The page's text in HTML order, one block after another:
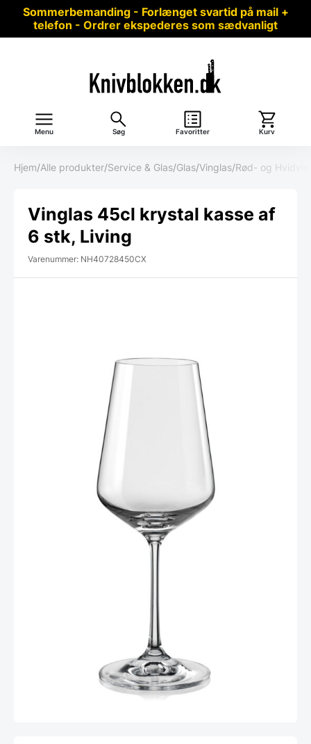
Sommerbemanding - Forlænget svartid på mail +
telefon - Ordrer ekspederes som sædvanligt
Menu Søg Favoritter Kurv
Hjem/Alle produkter/Service & Glas/Glas/Vinglas/Rød- og
Vinglas 45cl krystal kasse af
6 stk, Living
Varenummer: NH40728450CX